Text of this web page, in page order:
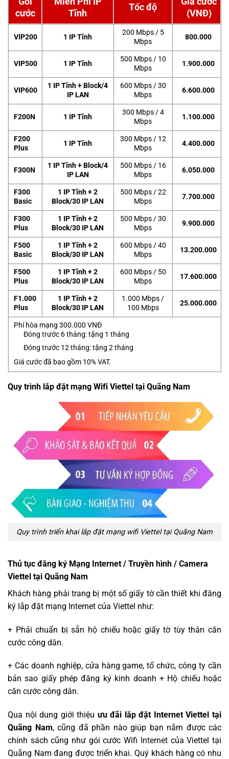
cước
Tĩnh
Tốc độ
(VNĐ)
VIP200 1 IP Tĩnh
200 Mbps / 5
Mbps
800.000
VIP500 1 IP Tĩnh
500 Mbps / 10
Mbps
1.900.000
VIP600
1 IP Tĩnh + Block/4
IP LAN
600 Mbps / 30
Mbps
6.600.000
F200N 1 IP Tĩnh
300 Mbps / 4
Mbps
1.100.000
F200
Plus
1 IP Tĩnh
300 Mbps / 12
Mbps
4.400.000
F300N
1 IP Tĩnh + Block/4
IP LAN
500 Mbps / 16
Mbps
6.050.000
F300
Basic
1 IP Tĩnh + 2
Block/30 IP LAN
500 Mbps / 22
Mbps
7.700.000
F300
Plus
1 IP Tĩnh + 2
Block/30 IP LAN
500 Mbps / 30
Mbps
9.900.000
F500
Basic
1 IP Tĩnh + 2
Block/30 IP LAN
600 Mbps / 40
Mbps
13.200.000
F500
Plus
1 IP Tĩnh + 2
Block/30 IP LAN
600 Mbps / 50
Mbps
17.600.000
F1.000
Plus
1 IP Tĩnh + 2
Block/30 IP LAN
1.000 Mbps /
100 Mbps
25.000.000
Phí hòa mạng 300.000 VNĐ
Đóng trước 6 tháng: tặng 1 tháng
Đóng trước 12 tháng: tặng 2 tháng
Giá cước đã bao gồm 10% VAT.
Quy trình lắp đặt mạng Wifi Viettel tại Quãng Nam
Quy trình triển khai lắp đặt mạng wifi Viettel tại Quãng Nam
Thủ tục đăng ký Mạng Internet / Truyền hình / Camera
Viettel tại Quãng Nam
Khách hàng phải trang bị một số giấy tờ cần thiết khi đăng
ký lắp đặt mạng Internet của Viettel như:
+ Phải chuẩn bị sẵn hộ chiếu hoặc giấy tờ tùy thân căn
cước công dân.
+ Các doanh nghiệp, cửa hàng game, tổ chức, công ty cần
bản sao giấy phép đăng ký kinh doanh + Hộ chiếu hoặc
căn cước công dân.
Qua nội dung giới thiệu ưu đãi lắp đặt Internet Viettel tại
Quãng Nam, cũng đã phần nào giúp bạn nắm được các
chính sách cũng như gói cước Wifi
Internetcủa Viettel tại
Quãng Nam đang được triển khai. Quý khách hàng có nhu